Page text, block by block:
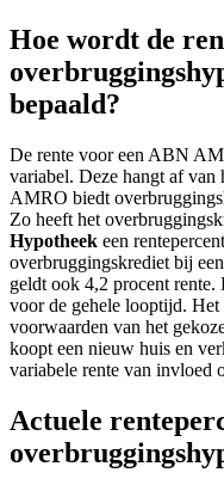
Hoe wordt de
bepaald?
De rente voor een ABN
variabel. Deze hangt af
AMRO biedt
Zo heeft het
Hypotheek een
overbruggingskrediet bij een
geldt ook 4,2 procent rente.
voor de gehele looptijd.
voorwaarden van het
koopt een nieuw huis en
variabele rente van invloed
Actuele